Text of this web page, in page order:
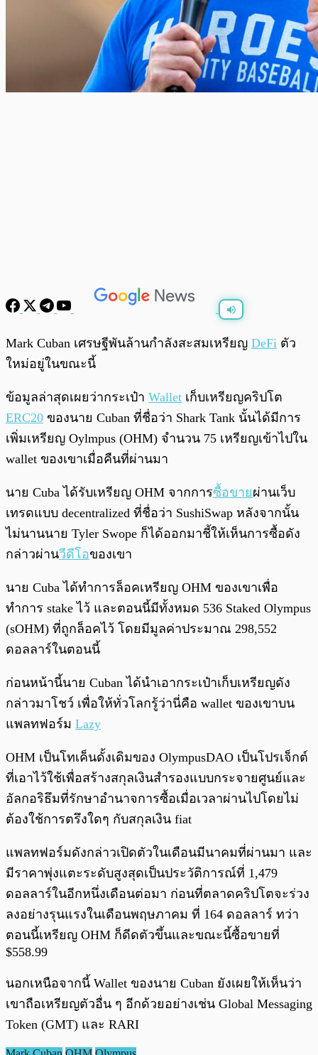
0:00
Mark Cuban เศรษฐีพันล้านกำลังสะสมเหรียญ DeFi ตัว
ใหม่อยู่ในขณะนี้
ข้อมูลล่าสุดเผยว่ากระเป๋า Wallet เก็บเหรียญคริปโต
ERC20 ของนาย Cuban ที่ชื่อว่า Shark Tank นั้นได้มีการ
เพิ่มเหรียญ Oylmpus (OHM) จำนวน 75 เหรียญเข้าไปใน
wallet ของเขาเมื่อคืนที่ผ่านมา
นาย Cuba ได้รับเหรียญ OHM จากการซื้อขายผ่านเว็บ
เทรดแบบ decentralized ที่ชื่อว่า SushiSwap หลังจากนั้น
ไม่นานนาย Tyler Swope ก็ได้ออกมาชี้ให้เห็นการซื้อดัง
กล่าวผ่านวีดีโอของเขา
นาย Cuba ได้ทำการล็อคเหรียญ OHM ของเขาเพื่อ
ทำการ stake ไว้ และตอนนี้มีทั้งหมด 536 Staked Olympus
(sOHM) ที่ถูกล็อคไว้ โดยมีมูลค่าประมาณ 298,552
ดอลลาร์ในตอนนี้
ก่อนหน้านี้นาย Cuban ได้นำเอากระเป๋าเก็บเหรียญดัง
กล่าวมาโชว์ เพื่อให้ทั่วโลกรู้ว่านี่คือ wallet ของเขาบน
แพลทฟอร์ม Lazy
OHM เป็นโทเค็นดั้งเดิมของ OlympusDAO เป็นโปรเจ็กต์
ที่เอาไว้ใช้เพื่อสร้างสกุลเงินสำรองแบบกระจายศูนย์และ
อัลกอริธึมที่รักษาอำนาจการซื้อเมื่อเวลาผ่านไปโดยไม่
ต้องใช้การตรึงใดๆ กับสกุลเงิน fiat
แพลทฟอร์มดังกล่าวเปิดตัวในเดือนมีนาคมที่ผ่านมา และ
มีราคาพุ่งแตะระดับสูงสุดเป็นประวัติการณ์ที่ 1,479
ดอลลาร์ในอีกหนึ่งเดือนต่อมา ก่อนที่ตลาดคริปโตจะร่วง
ลงอย่างรุนแรงในเดือนพฤษภาคม ที่ 164 ดอลลาร์ ทว่า
ตอนนี้เหรียญ OHM ก็ดีดตัวขึ้นและขณะนี้ซื้อขายที่
$558.99
นอกเหนือจากนี้ Wallet ของนาย Cuban ยังเผยให้เห็นว่า
เขาถือเหรียญตัวอื่น ๆ อีกด้วยอย่างเช่น Global Messaging
Token (GMT) และ RARI